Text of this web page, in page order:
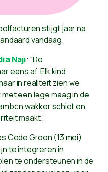
stijgt jaar na
vandaag.
Naji: “De
eens af. Elk kind
in realiteit zien we
een lege maag in de
wakker schiet en
maakt.”
Code Groen (13 mei)
te integreren in
te ondersteunen in de